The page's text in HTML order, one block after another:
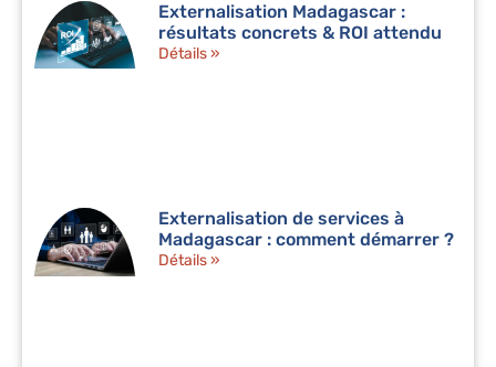
Externalisation Madagascar :
résultats concrets & ROI attendu
Détails »
Externalisation de services à
Madagascar : comment démarrer ?
Détails »